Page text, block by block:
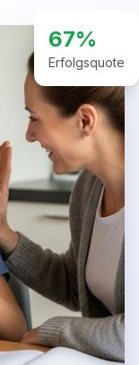
67%
Erfolgsquote